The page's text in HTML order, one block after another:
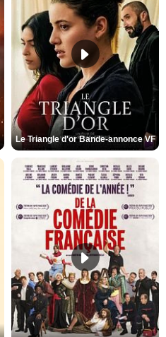
Le Triangle d'or Bande-annonce VF